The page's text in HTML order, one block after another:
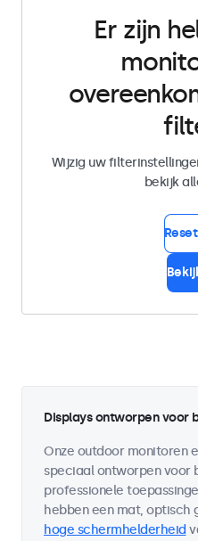
Er zijn
Wijzig uw
bekijk
Displays ontworpen voor
Onze outdoor monitoren
speciaal ontworpen voor
professionele
hebben een mat, optisch
hoge schermhelderheid